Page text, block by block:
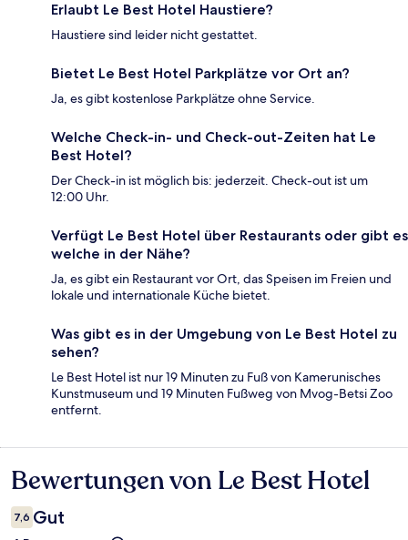
Erlaubt Le Best Hotel Haustiere?
Haustiere sind leider nicht gestattet.
Bietet Le Best Hotel Parkplätze vor Ort an?
Ja, es gibt kostenlose Parkplätze ohne Service.
Welche Check-in- und Check-out-Zeiten hat Le
Best Hotel?
Der Check-in ist möglich bis: jederzeit. Check-out ist um
12:00 Uhr.
Verfügt Le Best Hotel über Restaurants oder gibt es
welche in der Nähe?
Ja, es gibt ein Restaurant vor Ort, das Speisen im Freien und
lokale und internationale Küche bietet.
Was gibt es in der Umgebung von Le Best Hotel zu
sehen?
Le Best Hotel ist nur 19 Minuten zu Fuß von Kamerunisches
Kunstmuseum und 19 Minuten Fußweg von Mvog-Betsi Zoo
entfernt.
Bewertungen
Bewertungen von Le Best Hotel
7,6 Gut